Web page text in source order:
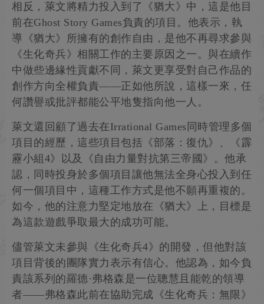
相反，萊文將精力投入到了《猶大》中，這是他目
前在Ghost Story Games負責的項目。他表示，執
導《猶大》所擁有的創作自由，是他不再尋求參與
《生化奇兵》相關工作的主要原因之一。與在續作
中做些邊緣性貢獻不同，萊文更享受對自己作品的
創作方向全權負責——正如他所說，這樣一來，任
何讚譽或批評都能公平地隻指向他一人。
萊文還回顧了過去在Irrational Games同時管理多個
項目的經歷，這些項目包括《部落：復仇》、《霹
靂小組4》以及《自由力量對抗第三帝國》。他承
認，同時投身於多個項目讓他無法全身心投入到任
何一個項目中，這種工作方式是他不願再重複的。
如今，他的注意力堅定地放在《猶大》上，目標是
為這款遊戲爭取最大的成功可能。
儘管萊文未參與《生化奇兵4》的開發，但他對該
項目背後的團隊實力表示有信心。他認為，如今負
責該系列的羅德·弗格森是一位聰慧且能乾的領導
者——弗格森此前在協助完成《生化奇兵：無限》